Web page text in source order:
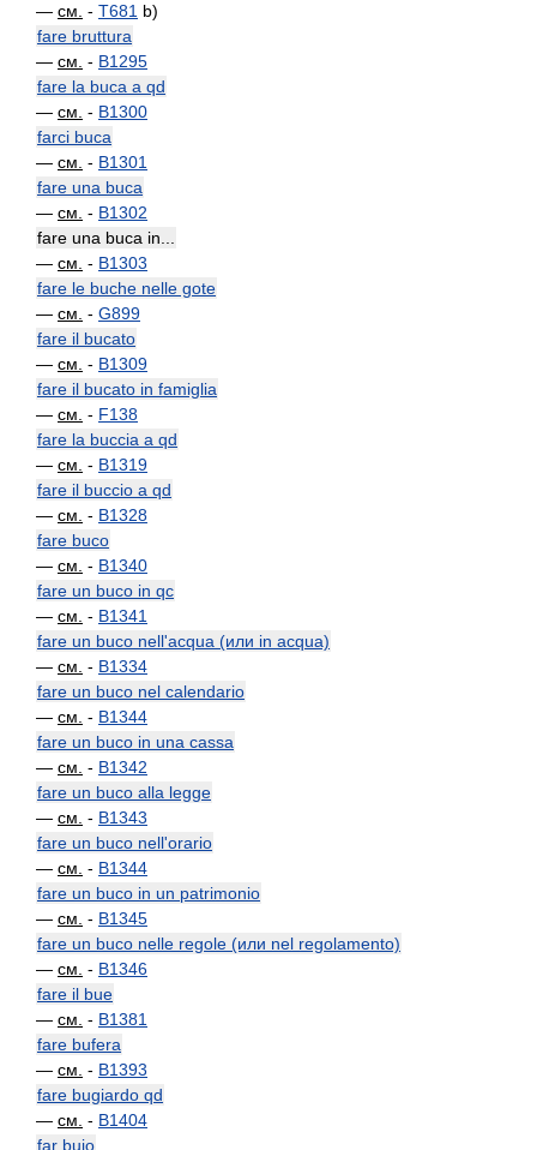
— см. - T681 b)
fare bruttura
— см. - B1295
fare la buca a qd
— см. - B1300
farci buca
— см. - B1301
fare una buca
— см. - B1302
fare una buca in...
— см. - B1303
fare le buche nelle gote
— см. - G899
fare il bucato
— см. - B1309
fare il bucato in famiglia
— см. - F138
fare la buccia a qd
— см. - B1319
fare il buccio a qd
— см. - B1328
fare buco
— см. - B1340
fare un buco in qc
— см. - B1341
fare un buco nell'acqua (или in acqua)
— см. - B1334
fare un buco nel calendario
— см. - B1344
fare un buco in una cassa
— см. - B1342
fare un buco alla legge
— см. - B1343
fare un buco nell'orario
— см. - B1344
fare un buco in un patrimonio
— см. - B1345
fare un buco nelle regole (или nel regolamento)
— см. - B1346
fare il bue
— см. - B1381
fare bufera
— см. - B1393
fare bugiardo qd
— см. - B1404
far buio